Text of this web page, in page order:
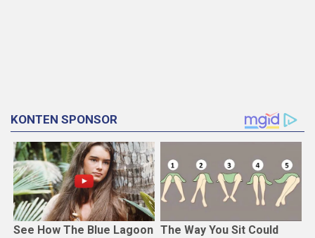
KONTEN SPONSOR
See How The Blue Lagoon The Way You Sit Could